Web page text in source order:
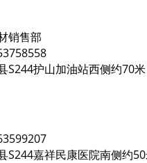
销售部
S244护山加油站西侧约70米
S244嘉祥民康医院南侧约